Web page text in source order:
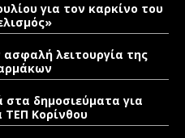
για τον καρκίνο του
λειτουργία της
δημοσιεύματα για
Κορίνθου